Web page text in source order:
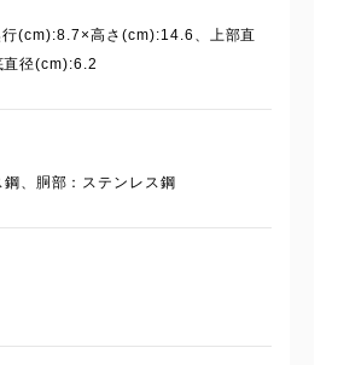
(cm):8.7×高さ(cm):14.6、上部直
径(cm):6.2
、胴部：ステンレス鋼